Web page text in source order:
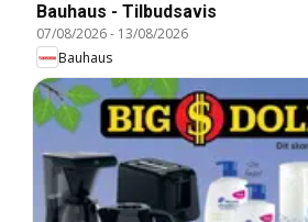
Bauhaus - Tilbudsavis
07/08/2026- 13/08/2026
Bauhaus